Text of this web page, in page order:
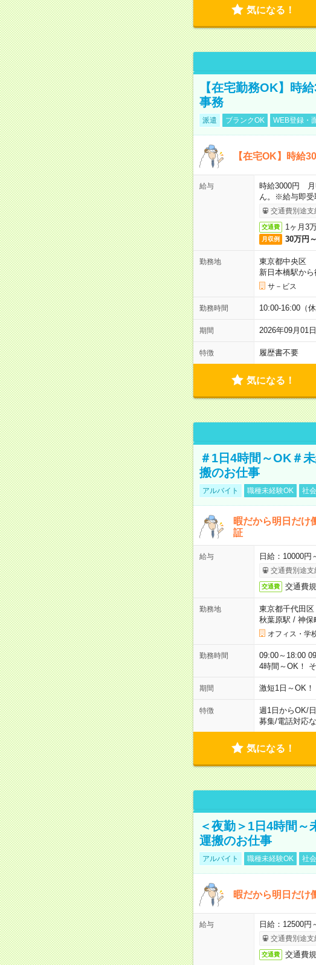
気になる！
【在宅勤務OK】時
事務
派遣 ブランクOK WEB登録・
【在宅OK】時給
給与
時給3000円 月
ん。※給与即受
交通費別途支
交通費 1ヶ月3
月収例 30万円～
勤務地
東京都中央区
新日本橋駅から
サ－ビス
勤務時間 10:00-16:00（
期間 2026年09月
特徴 履歴書不要
気になる！
＃1日4時間～OK＃
搬のお仕事
アルバイト 職種未経験OK 社
暇だから明日だけ
証
給与 日給：10000
交通費別途支
交通費 交通費
勤務地
東京都千代田区
秋葉原駅 / 神保
オフィス・学
勤務時間
09:00～18:00
4時間～OK！
期間 激短1日～OK
特徴 週1日からOK/
募集/電話対応
気になる！
＜夜勤＞1日4時間
運搬のお仕事
アルバイト 職種未経験OK 社
暇だから明日だけ
給与 日給：12500
交通費別途支
交通費 交通費